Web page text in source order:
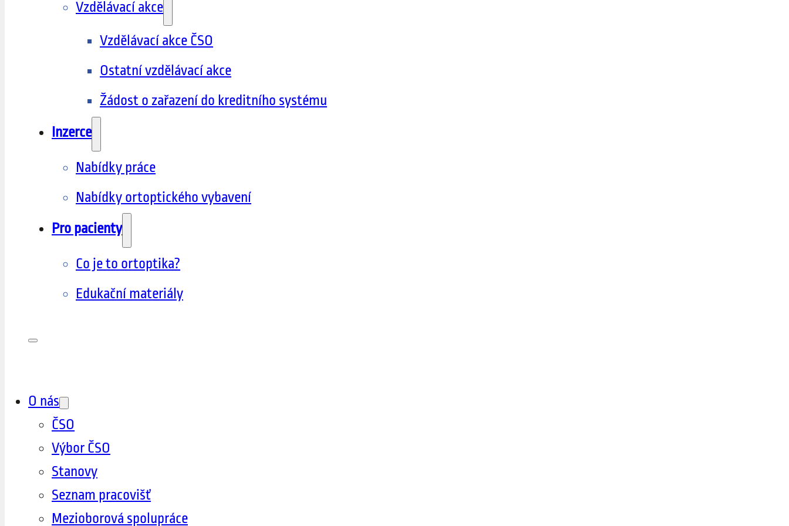
Vzdělávací akce
Vzdělávací akce ČSO
Ostatní vzdělávací akce
Žádost o zařazení do kreditního systému
Inzerce
Nabídky práce
Nabídky ortoptického vybavení
Pro pacienty
Co je to ortoptika?
Edukační materiály
O nás
ČSO
Výbor ČSO
Stanovy
Seznam pracovišť
Mezioborová spolupráce